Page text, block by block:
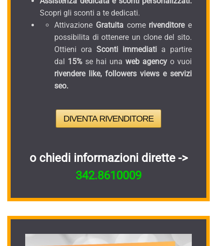
Scopri gli sconti a te dedicati.
Attivazione Gratuitacomerivenditoree
possibilita di ottenere un clone del sito.
Ottieni ora Sconti immediati a partire
dal 15% se hai una web agency o vuoi
rivendere like, followers views e servizi
seo.
DIVENTA RIVENDITORE
o chiedi informazioni dirette ->
342.8610009